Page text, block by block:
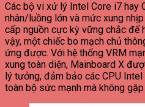
Các bộ vi xử lý Intel Core i7 hay
nhân/luồng lớn và mức xung
cấp nguồn cực kỳ vững chắc để
vậy, một chiếc bo mạch chủ
ứng được. Với hệ thống VRM
xung toàn diện, Mainboard X
lý tưởng, đảm bảo các CPU
toàn bộ sức mạnh mà không